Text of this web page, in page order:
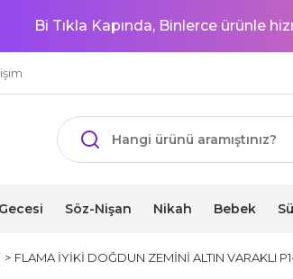
Bi Tıkla Kapında, Binlerce ürünle
Söz-Nişan Nikah Bebek
FLAMA İYİKİ DOĞDUN ZEMİNİ ALTIN VARAKLI